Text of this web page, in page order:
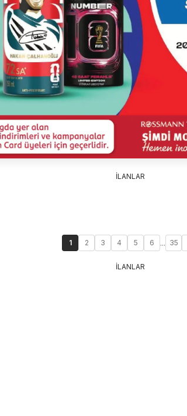
İLANLAR
1 2 3 4 5 6 ... 35
İLANLAR